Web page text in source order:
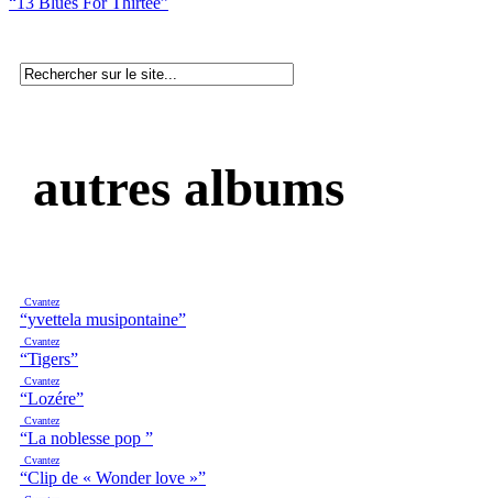
autres albums
Cvantez
“yvettela musipontaine”
Cvantez
“Tigers”
Cvantez
“Lozére”
Cvantez
“La noblesse pop ”
Cvantez
“Clip de « Wonder love »”